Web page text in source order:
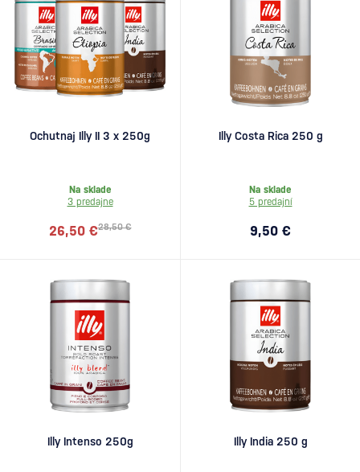
Ochutnaj Illy II 3 x 250g
Na sklade
3 predajne
28,50 €
26,50 €
Illy Costa Rica 250 g
Na sklade
5 predajní
9,50 €
Illy Intenso 250g Illy India 250 g